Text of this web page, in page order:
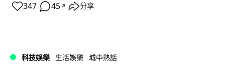
347 45 ↗ 分享
科技娛樂 生活娛樂 城中熱話